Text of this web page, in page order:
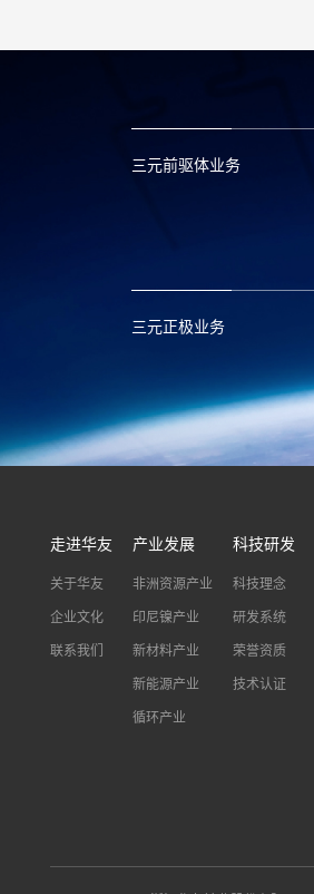
三元前驱体业务
三元正极业务
走进华友
关于华友
企业文化
联系我们
产业发展
非洲资源产业
印尼镍产业
新材料产业
新能源产业
循环产业
科技研发
科技理念
研发系统
荣誉资质
技术认证